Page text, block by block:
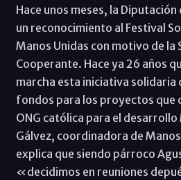
Hace unos meses, la
un reconocimiento al Festival
Manos Unidas con motivo de la
Cooperante. Hace ya 26 años
marcha esta iniciativa solidaria
fondos para los proyectos que
ONG católica para el
Gálvez, coordinadora de
explica que siendo párroco
«decidimos en reuniones